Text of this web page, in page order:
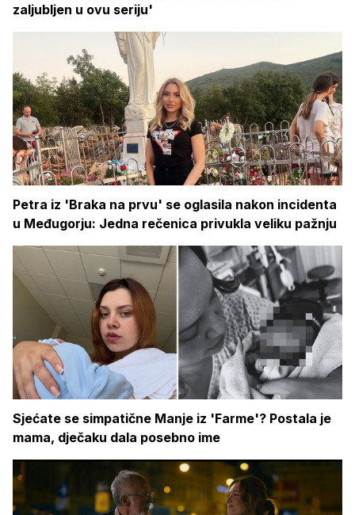
zaljubljen u ovu seriju'
Petra iz 'Braka na prvu' se oglasila nakon incidenta
u Međugorju: Jedna rečenica privukla veliku pažnju
Sjećate se simpatične Manje iz 'Farme'? Postala je
mama, dječaku dala posebno ime